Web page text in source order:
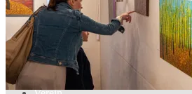
Kategorien